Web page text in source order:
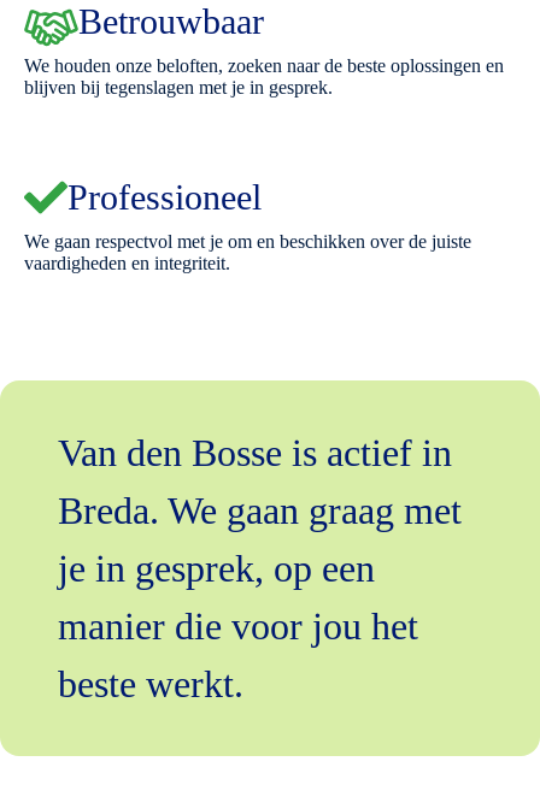
Betrouwbaar
We houden onze beloften, zoeken naar de beste oplossingen en
blijven bij tegenslagen met je in gesprek.
Professioneel
We gaan respectvol met je om en beschikken over de juiste
vaardigheden en integriteit.
Van den Bosse is actief in
Breda. We gaan graag met
je in gesprek, op een
manier die voor jou het
beste werkt.